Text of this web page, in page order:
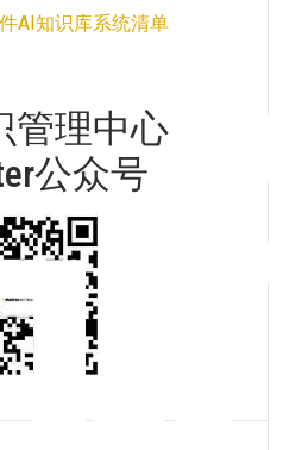
AI知识库系统清单
管理中心
公众号